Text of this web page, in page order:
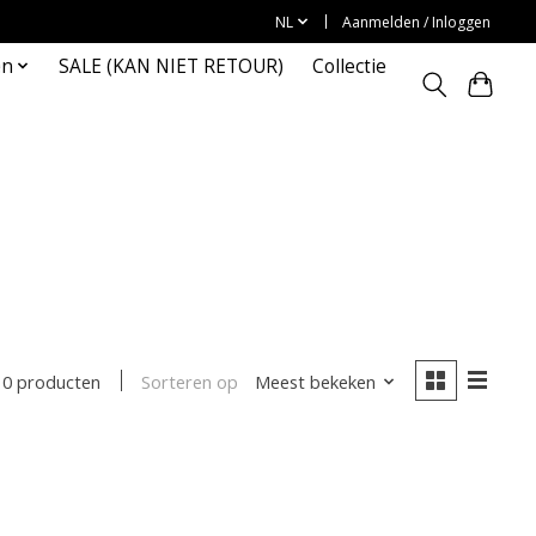
NL Aanmelden / Inloggen
SALE (KAN NIET RETOUR)
Collectie
0 producten Sorteren op Meest bekeken